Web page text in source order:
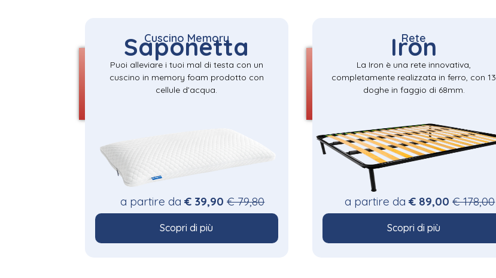
Cuscino Memory
Saponetta
Puoi alleviare i tuoi mal di testa con un
cuscino in memory foam prodotto con
cellule d’acqua.
a partire da€ 39,90 € 79,80
Scopri di più
Rete
Iron
La Iron è una rete innovativa,
completamente realizzata in ferro, con 13
doghe in faggio di 68mm.
a partire da€ 89,00 € 178,00
Scopri di più